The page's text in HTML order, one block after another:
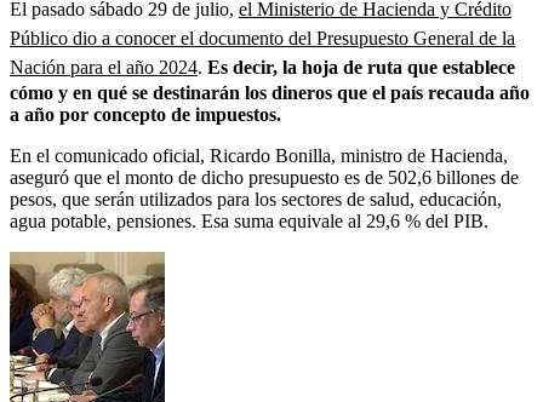
El pasado sábado 29 de julio, el Ministerio de Hacienda y Crédito
Público dio a conocer el documento del Presupuesto General de la
Nación para el año 2024. Es decir, la hoja de ruta que establece
cómo y en qué se destinarán los dineros que el país recauda año
a año por concepto de impuestos.
En el comunicado oficial, Ricardo Bonilla, ministro de Hacienda,
aseguró que el monto de dicho presupuesto es de 502,6 billones de
pesos, que serán utilizados para los sectores de salud, educación,
agua potable, pensiones. Esa suma equivale al 29,6 % del PIB.